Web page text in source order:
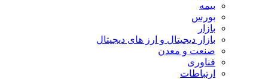
بیمه
بورس
بازار
بازار دیجیتال و ارز های دیجیتال
صنعت و معدن
فناوری
ارتباطات